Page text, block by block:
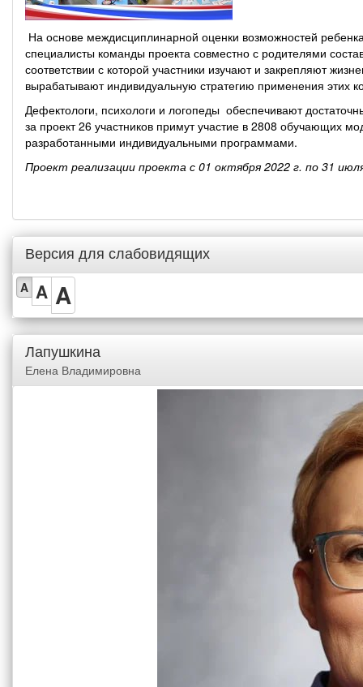
На основе междисциплинарной оценки возможностей
специалисты команды проекта совместно с родителями
соответствии с которой участники изучают и закрепляют
вырабатывают индивидуальную стратегию применения этих
Дефектологи, психологи и логопеды обеспечивают
за проект 26 участников примут участие в 2808 обучающих
разработанными индивидуальными программами.
Проект реализации проекта с 01 октября 2022 г. по 31
Версия для слабовидящих
A A A
Лапушкина
Елена Владимировна